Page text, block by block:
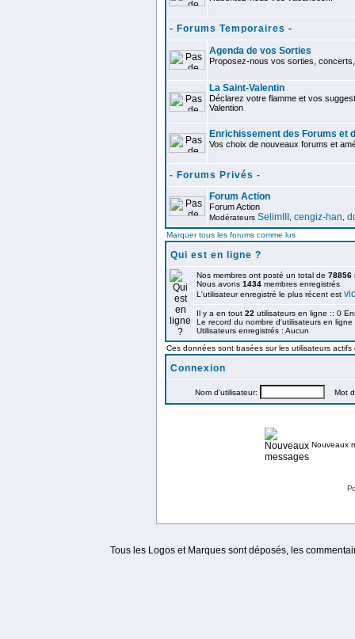
- Forums Temporaires -
Agenda de vos Sorties
Proposez-nous vos sorties,
La Saint-Valentin
Déclarez votre flamme et vos
Valention
Enrichissement des Forums et
Vos choix de nouveaux forums et
- Forums Privés -
Forum Action
Forum Action
Modérateurs SelimIII cengiz-han
Marquer tous les forums comme lus
Qui est en ligne ?
Nos membres ont posté un total de 78856
Nous avons 1434 membres enregistrés
L'utilisateur enregistré le plus récent est
Il y a en tout 22 utilisateurs en ligne :: 0
Le record du nombre d'utilisateurs en
Utilisateurs enregistrés : Aucun
Ces données sont basées sur les utilisateurs
Connexion
Nom d'utilisateur: Mot
Nouveaux
Tous les Logos et Marques sont déposés, les